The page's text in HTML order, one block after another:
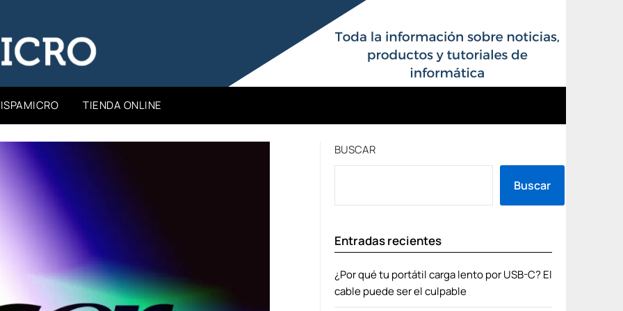
TIENDA ONLINE
BUSCAR
Buscar
Entradas recientes
¿Por qué tu portátil carga lento por USB-C? El
cable puede ser el culpable